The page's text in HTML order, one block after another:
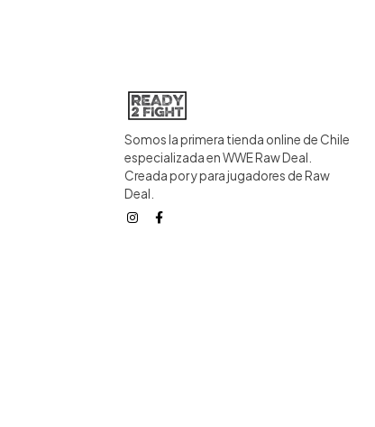
Somos la primera tienda online de Chile
especializada en WWE Raw Deal.
Creada por y para jugadores de Raw
Deal.